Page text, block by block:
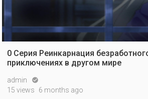
0 Серия Реинкарнация
приключениях в другом мире
admin 
15 views 6 months ago